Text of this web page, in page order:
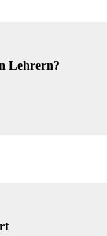
Lehrern?